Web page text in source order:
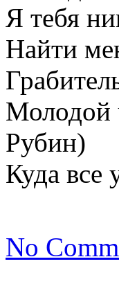
Я тебя
Найти
Молодой
Рубин)
Куда все
No